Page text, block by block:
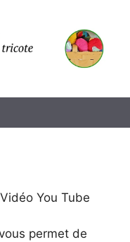
You Tube
permet de